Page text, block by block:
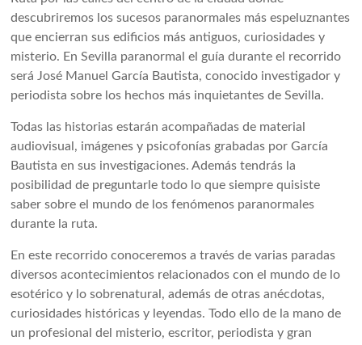
descubriremos los sucesos paranormales más espeluznantes
que encierran sus edificios más antiguos, curiosidades y
misterio. En Sevilla paranormal el guía durante el recorrido
será José Manuel García Bautista, conocido investigador y
periodista sobre los hechos más inquietantes de Sevilla.
Todas las historias estarán acompañadas de material
audiovisual, imágenes y psicofonías grabadas por García
Bautista en sus investigaciones. Además tendrás la
posibilidad de preguntarle todo lo que siempre quisiste
saber sobre el mundo de los fenómenos paranormales
durante la ruta.
En este recorrido conoceremos a través de varias paradas
diversos acontecimientos relacionados con el mundo de lo
esotérico y lo sobrenatural, además de otras anécdotas,
curiosidades históricas y leyendas. Todo ello de la mano de
un profesional del misterio, escritor, periodista y gran